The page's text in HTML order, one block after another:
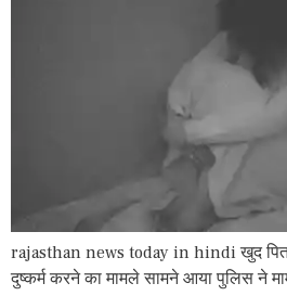
rajasthan news today in hindi खुद
दुष्कर्म करने का मामले सामने आया पुलिस ने